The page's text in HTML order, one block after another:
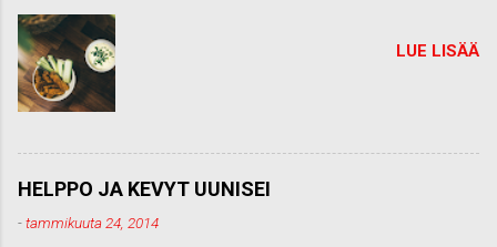
LUE LISÄÄ
HELPPO JA KEVYT UUNISEI
-tammikuuta 24, 2014